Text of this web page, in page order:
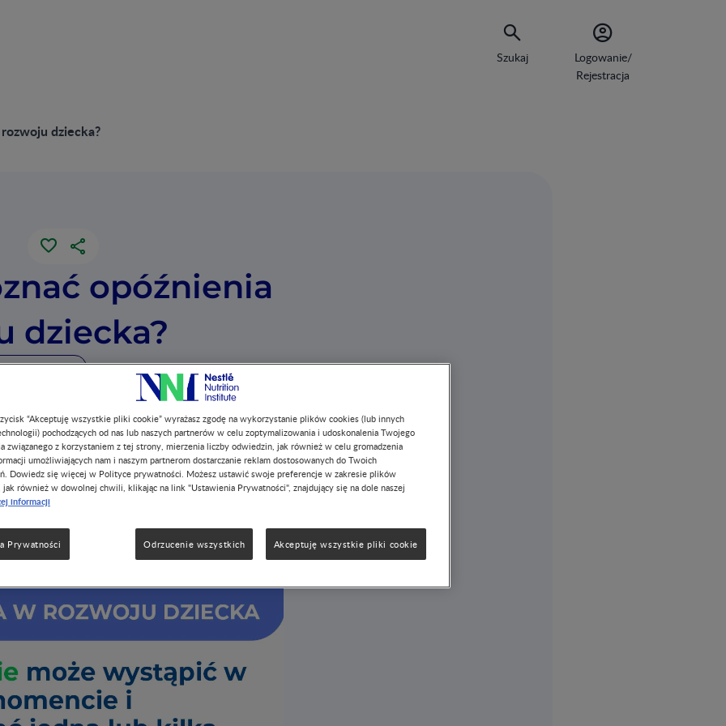
Szukaj
Logowanie/
Rejestracja
dziecka?
opóźnienia
dziecka?
CZYTANIA
w rozwoju dziecka
się dzieci w określonym momencie
milowe. Niektóre dzieci rozwijają się w
za typowe, określamy to mianem
każdym momencie i obejmować jedną lub kilka
w rozwoju dotyczy opóźnienia w co
.
“Akceptuję wszystkie pliki cookie” wyrażasz zgodę na wykorzystanie plików cookies (lub innych
pochodzących od nas lub naszych partnerów w celu zoptymalizowania i udoskonalenia Twojego
związanego z korzystaniem z tej strony, mierzenia liczby odwiedzin, jak również w celu gromadzenia
umożliwiających nam i naszym partnerom dostarczanie reklam dostosowanych do Twoich
Dowiedz się więcej w Polityce prywatności. Możesz ustawić swoje preferencje w zakresie plików
również w dowolnej chwili, klikając na link "Ustawienia Prywatności", znajdujący się na dole naszej
informacji
Prywatności Odrzucenie wszystkich Akceptuję wszystkie pliki cookie